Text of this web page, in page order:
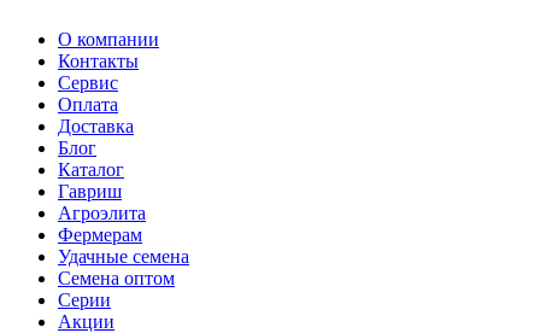
О компании
Контакты
Сервис
Оплата
Доставка
Блог
Каталог
Гавриш
Агроэлита
Фермерам
Удачные семена
Семена оптом
Серии
Акции